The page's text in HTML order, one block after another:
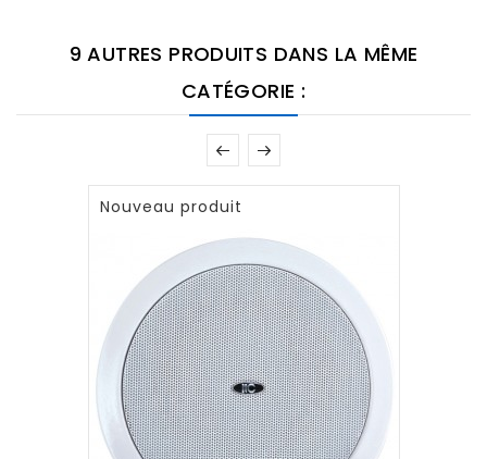
9 AUTRES PRODUITS DANS LA MÊME
CATÉGORIE :
Nouveau produit